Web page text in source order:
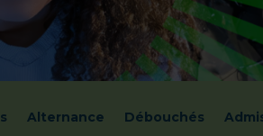
Alternance Débouchés